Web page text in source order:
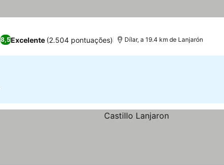
8,5Excelente (2.504 pontuações) Dílar, a 19.4 km de Lanjarón